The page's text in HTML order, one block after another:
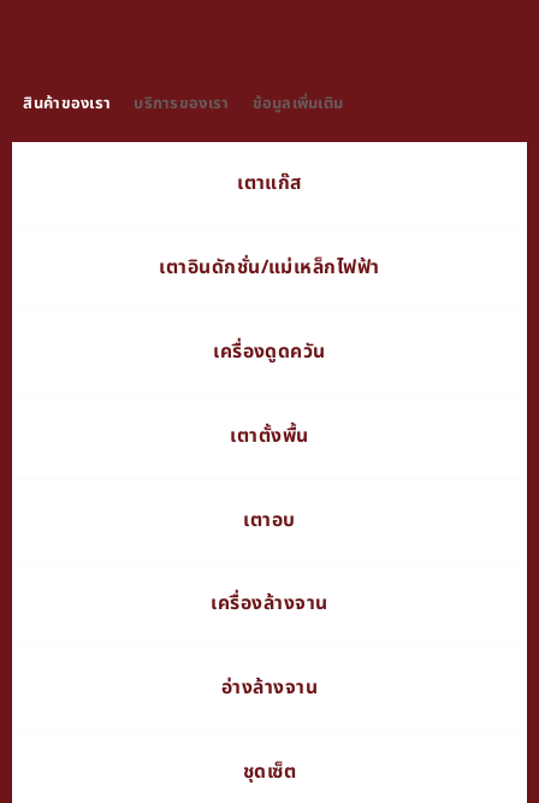
สินค้าของเรา บริการของเรา ข้อมูลเพิ่มเติม
เตาแก๊ส
เตาอินดักชั่น/แม่เหล็กไฟฟ้า
เครื่องดูดควัน
เตาตั้งพื้น
เตาอบ
เครื่องล้างจาน
อ่างล้างจาน
ชุดเซ็ต